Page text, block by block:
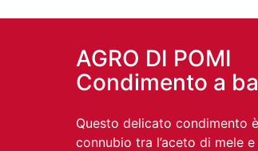
AGRO DI POMI
Condimento a
Questo delicato condimento
connubio tra l’aceto di mele